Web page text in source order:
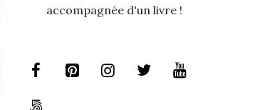
accompagnée d'un livre !